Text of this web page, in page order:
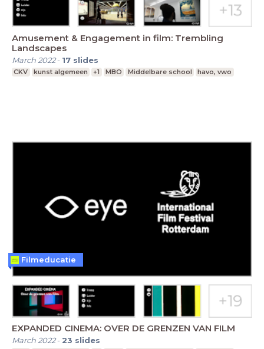
Amusement & Engagement in film: Trembling
Landscapes
March 2022- 17 slides
CKV kunst algemeen +1 MBO Middelbare school havo, vwo
EXPANDED CINEMA: OVER DE GRENZEN VAN FILM
March 2022- 23 slides
Filmeducatie